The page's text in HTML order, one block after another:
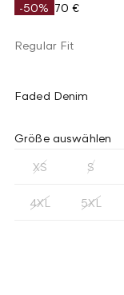
-50% 70 €
Regular Fit
Faded Denim
Größe auswählen
XS S
4XL 5XL